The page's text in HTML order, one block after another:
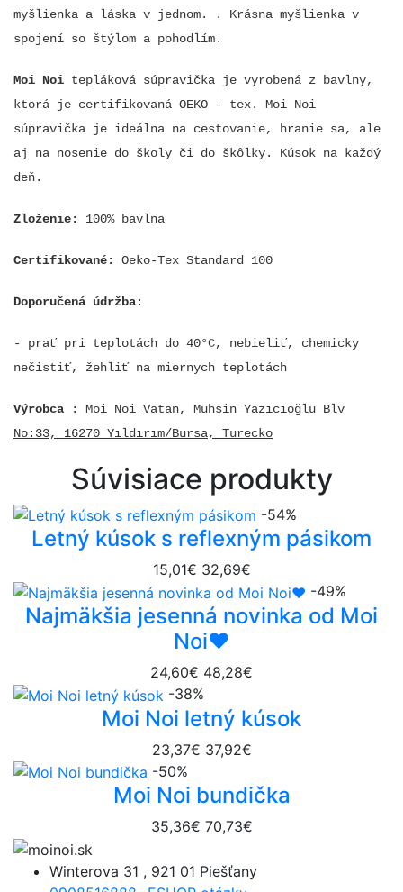
myšlienka a láska v jednom. . Krásna myšlienka v
spojení so štýlom a pohodlím.
Moi Noi tepláková súpravička je vyrobená z bavlny,
ktorá je certifikovaná OEKO - tex. Moi Noi
súpravička je ideálna na cestovanie, hranie sa, ale
aj na nosenie do školy či do škôlky. Kúsok na každý
deň.
Zloženie: 100% bavlna
Certifikované: Oeko-Tex Standard 100
Doporučená údržba:
- prať pri teplotách do 40°C, nebieliť, chemicky
nečistiť, žehliť na miernych teplotách
Výrobca : Moi Noi Vatan, Muhsin Yazıcıoğlu Blv
No:33, 16270 Yıldırım/Bursa, Turecko
Súvisiace produkty
-54%
Letný kúsok s reflexným pásikom
15,01€ 32,69€
-49%
Najmäkšia jesenná novinka od Moi
Noi❤️
24,60€ 48,28€
-38%
Moi Noi letný kúsok
23,37€ 37,92€
-50%
Moi Noi bundička
35,36€ 70,73€
Winterova 31 , 921 01 Piešťany